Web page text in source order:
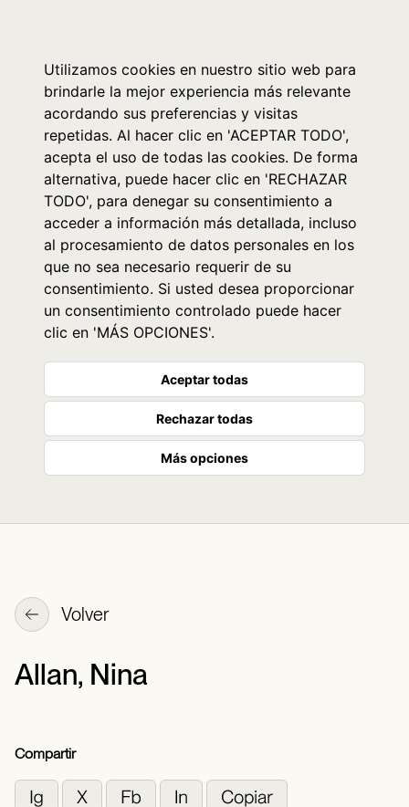
Utilizamos cookies en nuestro sitio web para
brindarle la mejor experiencia más relevante
acordando sus preferencias y visitas
repetidas. Al hacer clic en 'ACEPTAR TODO',
acepta el uso de todas las cookies. De forma
alternativa, puede hacer clic en 'RECHAZAR
TODO', para denegar su consentimiento a
acceder a información más detallada, incluso
al procesamiento de datos personales en los
que no sea necesario requerir de su
consentimiento. Si usted desea proporcionar
un consentimiento controlado puede hacer
clic en 'MÁS OPCIONES'.
Aceptar todas
Rechazar todas
Más opciones
Volver
Allan, Nina
Compartir